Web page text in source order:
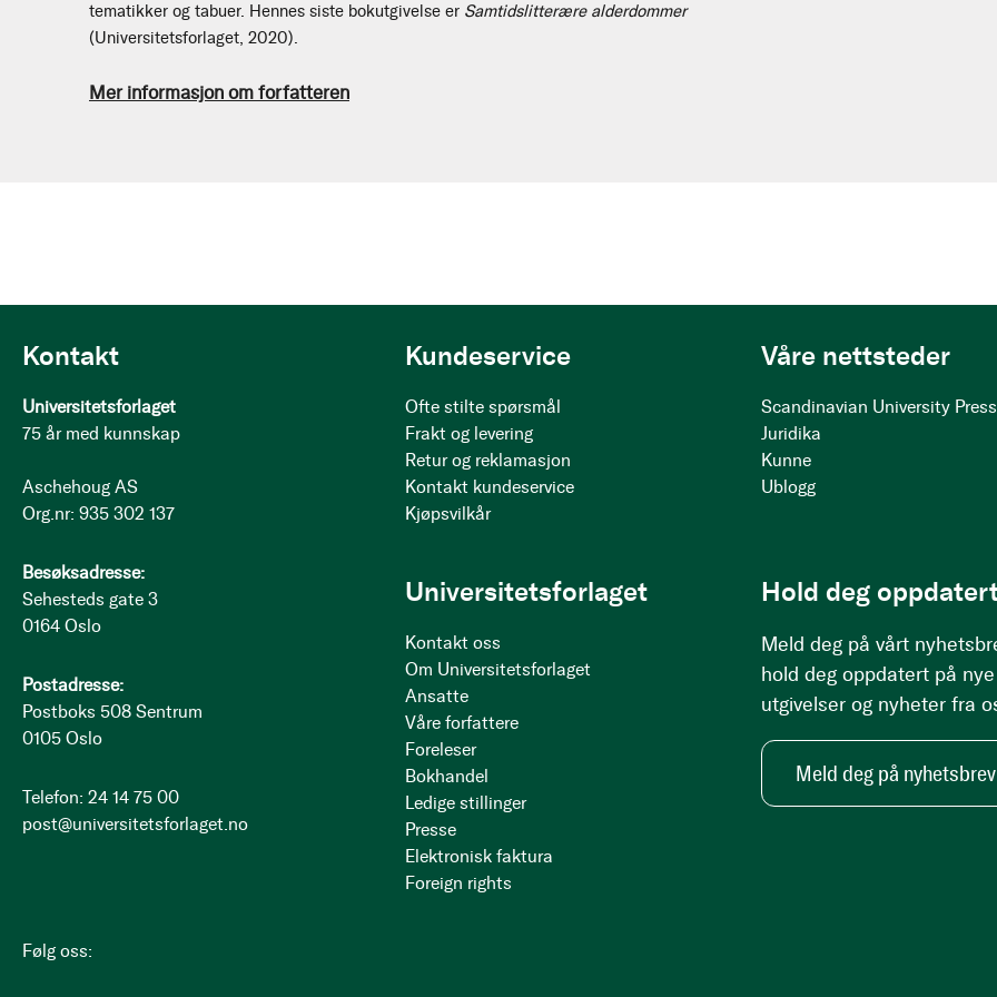
tematikker og tabuer. Hennes siste bokutgivelse er Samtidslitterære alderdommer
(Universitetsforlaget, 2020).
Mer informasjon om forfatteren
Kontakt
Universitetsforlaget
75 år med kunnskap
Aschehoug AS
Org.nr: 935 302 137
Besøksadresse:
Sehesteds gate 3
0164 Oslo
Postadresse:
Postboks 508 Sentrum
0105 Oslo
Telefon: 24 14 75 00
post@universitetsforlaget.no
Følg oss:
Kundeservice
Ofte stilte spørsmål
Frakt og levering
Retur og reklamasjon
Kontakt kundeservice
Kjøpsvilkår
Våre nettsteder
Scandinavian University Press
Juridika
Kunne
Ublogg
Universitetsforlaget
Kontakt oss
Om Universitetsforlaget
Ansatte
Våre forfattere
Foreleser
Bokhandel
Ledige stillinger
Presse
Elektronisk faktura
Foreign rights
Hold deg
Meld deg på vårt
hold deg oppdatert på nye
utgivelser og nyheter fra
Meld deg på nyhetsbrev